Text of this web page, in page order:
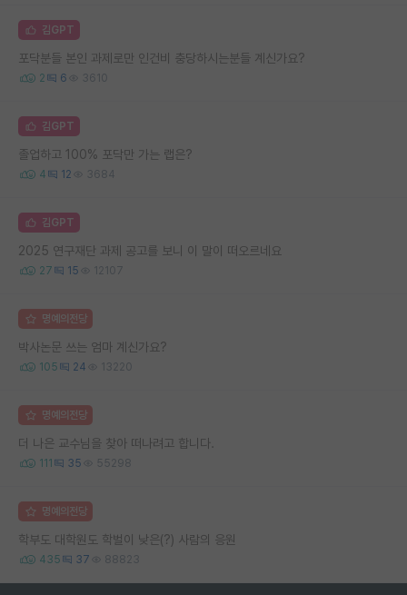
김GPT
포닥분들 본인 과제로만 인건비 충당하시는분들 계신가요?
2 6 3610
김GPT
졸업하고 100% 포닥만 가는 랩은?
4 12 3684
김GPT
2025 연구재단 과제 공고를 보니 이 말이 떠오르네요
27 15 12107
명예의전당
박사논문 쓰는 엄마 계신가요?
105 24 13220
명예의전당
더 나은 교수님을 찾아 떠나려고 합니다.
111 35 55298
명예의전당
학부도 대학원도 학벌이 낮은(?) 사람의 응원
435 37 88823